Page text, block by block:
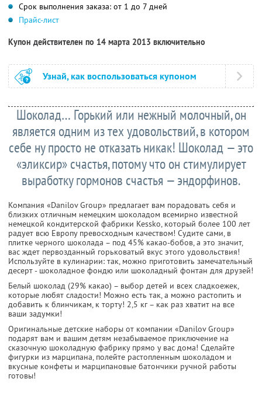
Срок выполнения заказа: от 1 до 7 дней
Прайс-лист
Купон действителен по 14 марта 2013 включительно
Узнай, как воспользоваться купоном
Шоколад… Горький или нежный молочный, он
является одним из тех удовольствий, в котором
себе ну просто не отказать никак! Шоколад — это
«эликсир» счастья, потому что он стимулирует
выработку гормонов счастья — эндорфинов.
Компания «Danilov Group» предлагает вам порадовать себя и
близких отличным немецким шоколадом всемирно известной
немецкой кондитерской фабрики Kessko, который более 100 лет
радует всю Европу превосходным качеством! Судите сами, в
плитке черного шоколада – под 45% какао-бобов, а это значит,
вас ждет первозданный горьковатый вкус этого удовольствия!
Используйте в кулинарии: так, можно приготовить замечательный
десерт - шоколадное фондю или шоколадный фонтан для друзей!
Белый шоколад (29% какао) – выбор детей и всех сладкоежек,
которые любят сладости! Можно есть так, а можно растопить и
добавить к блинчикам, к торту! 2,5 кг – как раз хватит на все
ваши задумки!
Оригинальные детские наборы от компании «Danilov Group»
подарят вам и вашим детям незабываемое приключение на
сказочную шоколадную фабрику прямо у вас дома! Сделайте
фигурки из марципана, полейте растопленным шоколадом и
вкусные конфеты и марципановые батончики ручной работы
готовы!